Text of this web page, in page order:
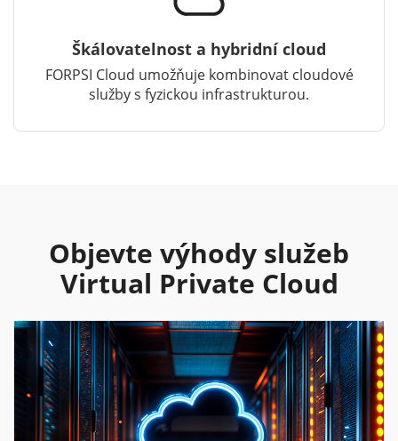
Škálovatelnost a hybridní cloud
FORPSI Cloud umožňuje kombinovat cloudové
služby s fyzickou infrastrukturou.
Objevte výhody služeb
Virtual Private Cloud